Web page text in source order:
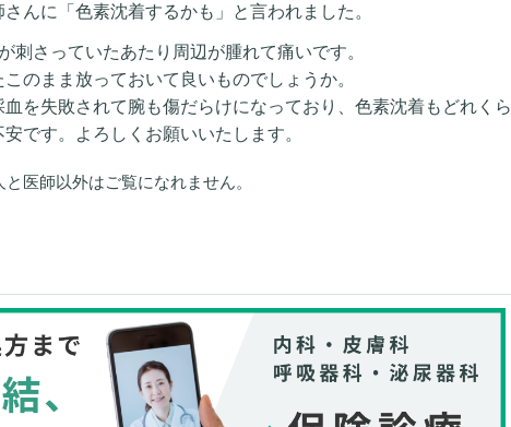
んに「色素沈着するかも」と言われました。
刺さっていたあたり周辺が腫れて痛いです。
のまま放っておいて良いものでしょうか。
を失敗されて腕も傷だらけになっており、色素沈着もどれくら
です。よろしくお願いいたします。
医師以外はご覧になれません。